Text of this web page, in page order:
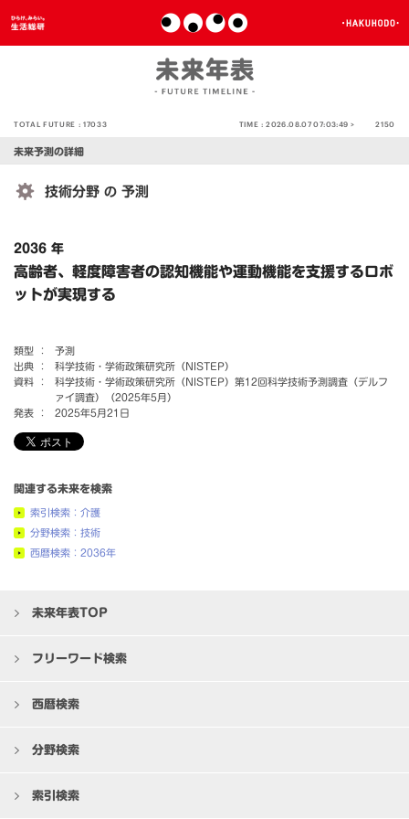
TOTAL FUTURE :17033 TIME :2026.08.07 07:03:49 > 2150
未来予測の詳細
技術分野 の 予測
2036 年
高齢者、軽度障害者の認知機能や運動機能を支援するロボ
ットが実現する
類型 ：
予測
出典 ：
科学技術・学術政策研究所（NISTEP）
資料 ：
科学技術・学術政策研究所（NISTEP）第12回科学技術予測調査（デルフ
ァイ調査）（2025年5月）
発表 ：
2025年5月21日
関連する未来を検索
索引検索：介護
分野検索：技術
西暦検索：2036年
未来年表TOP
フリーワード検索
西暦検索
分野検索
索引検索